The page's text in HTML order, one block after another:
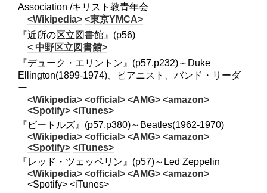
Association /キリスト教青年会
<Wikipedia> <東京YMCA>
『近所の区立図書館』(p56)
< 中野区立図書館>
『デューク・エリントン』(p57,p232)～Duke
Ellington(1899-1974)、ピアニスト、バンド・リーダ
ー
<Wikipedia> <official> <AMG> <amazon>
<Spotify> <iTunes>
『ビートルズ』(p57,p380)～Beatles(1962-1970)
<Wikipedia> <official> <AMG> <amazon>
<Spotify> <iTunes>
『レッド・ツェッペリン』(p57)～Led Zeppelin
<Wikipedia> <official> <AMG> <amazon>
<Spotify> <iTunes>